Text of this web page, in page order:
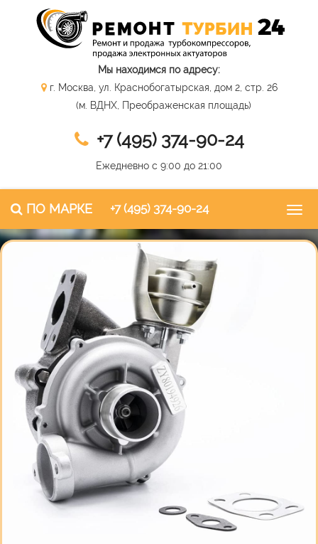
Мы находимся по адресу:
г. Москва, ул. Краснобогатырская, дом 2, стр. 26
(м. ВДНХ, Преображенская площадь)
+7 (495) 374-90-24
Ежедневно с 9:00 до 21:00
ПО МАРКЕ +7 (495) 374-90-24